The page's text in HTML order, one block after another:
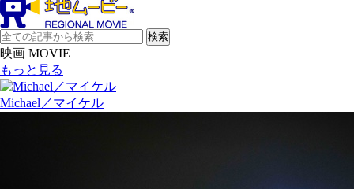
映画 MOVIE
もっと見る
Michael／マイケル